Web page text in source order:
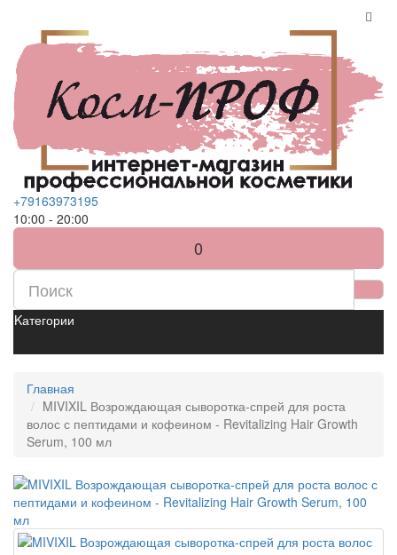
+79163973195
10:00 - 20:00
0
Kатегории
Главная
MIVIXIL Возрождающая сыворотка-спрей для роста
волос с пептидами и кофеином - Revitalizing Hair Growth
Serum, 100 мл